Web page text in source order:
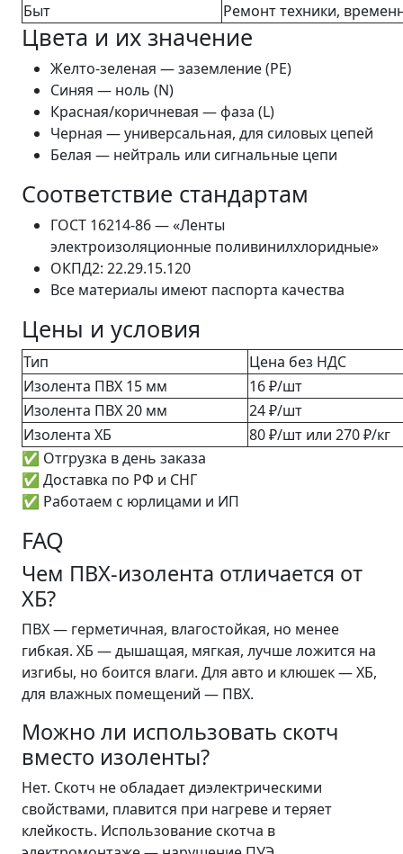
Быт
Ремонт техники,
Цвета и их значение
Желто-зеленая — заземление (PE)
Синяя — ноль (N)
Красная/коричневая — фаза (L)
Черная — универсальная, для силовых цепей
Белая — нейтраль или сигнальные цепи
Соответствие стандартам
ГОСТ 16214-86 — «Ленты
электроизоляционные поливинилхлоридные»
ОКПД2: 22.29.15.120
Все материалы имеют паспорта качества
Цены и условия
Тип
Цена без НДС
Изолента ПВХ 15 мм
16 ₽/шт
Изолента ПВХ 20 мм
24 ₽/шт
Изолента ХБ
80 ₽/шт или 270 ₽/кг
✅ Отгрузка в день заказа
✅ Доставка по РФ и СНГ
✅ Работаем с юрлицами и ИП
FAQ
Чем ПВХ-изолента отличается от
ХБ?
ПВХ — герметичная, влагостойкая, но менее
гибкая. ХБ — дышащая, мягкая, лучше ложится на
изгибы, но боится влаги. Для авто и клюшек — ХБ,
для влажных помещений — ПВХ.
Можно ли использовать скотч
вместо изоленты?
Нет. Скотч не обладает диэлектрическими
свойствами, плавится при нагреве и теряет
клейкость. Использование скотча в